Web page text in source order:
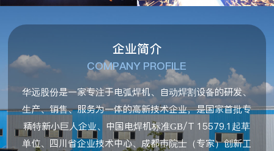
企业简介
COMPANY PROFILE
华远股份是一家专注于电弧焊机、自动焊割设备的研发、
生产、销售、服务为一体的高新技术企业，是国家首批专
精特新小巨人企业、中国电焊机标准GB/T 15579.1起草
单位、四川省企业技术中心、成都市院士（专家）创新工